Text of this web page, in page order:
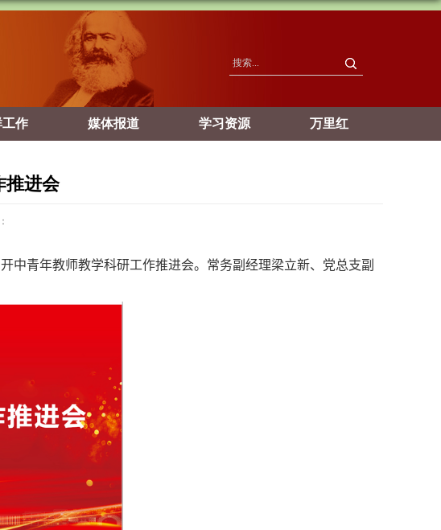
工作 媒体报道 学习资源 万里红
推进会
中青年教师教学科研工作推进会。常务副经理梁立新、党总支副